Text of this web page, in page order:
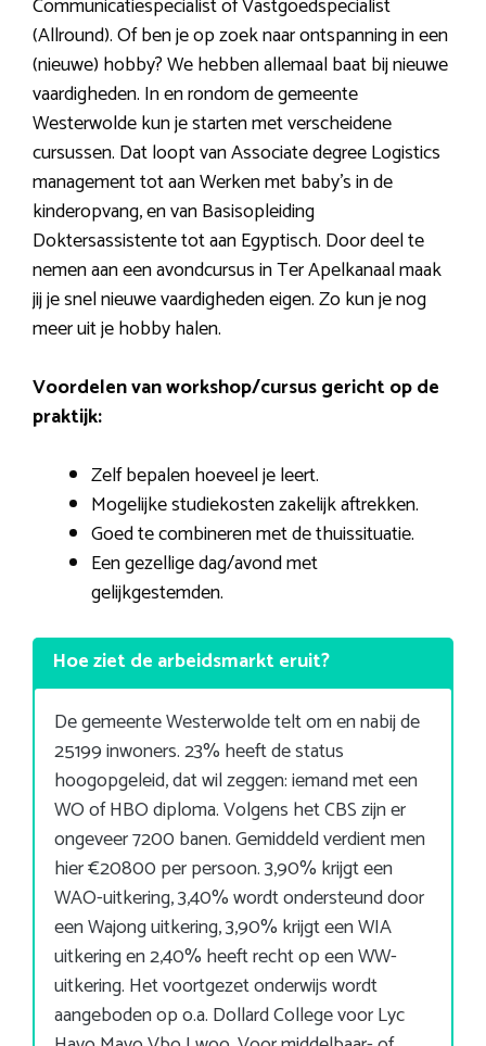
Communicatiespecialist of Vastgoedspecialist
(Allround). Of ben je op zoek naar ontspanning in een
(nieuwe) hobby? We hebben allemaal baat bij nieuwe
vaardigheden. In en rondom de gemeente
Westerwolde kun je starten met verscheidene
cursussen. Dat loopt van Associate degree Logistics
management tot aan Werken met baby’s in de
kinderopvang, en van Basisopleiding
Doktersassistente tot aan Egyptisch. Door deel te
nemen aan een avondcursus in Ter Apelkanaal maak
jij je snel nieuwe vaardigheden eigen. Zo kun je nog
meer uit je hobby halen.
Voordelen van workshop/cursus gericht op de
praktijk:
Zelf bepalen hoeveel je leert.
Mogelijke studiekosten zakelijk aftrekken.
Goed te combineren met de thuissituatie.
Een gezellige dag/avond met
gelijkgestemden.
Hoe ziet de arbeidsmarkt eruit?
De gemeente Westerwolde telt om en nabij de
25199 inwoners. 23% heeft de status
hoogopgeleid, dat wil zeggen: iemand met een
WO of HBO diploma. Volgens het CBS zijn er
ongeveer 7200 banen. Gemiddeld verdient men
hier €20800 per persoon. 3,90% krijgt een
WAO-uitkering, 3,40% wordt ondersteund door
een Wajong uitkering, 3,90% krijgt een WIA
uitkering en 2,40% heeft recht op een WW-
uitkering. Het voortgezet onderwijs wordt
aangeboden op o.a. Dollard College voor Lyc